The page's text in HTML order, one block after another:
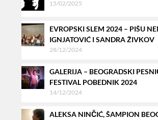
15/02/2025
EVROPSKI SLEM 2024 – PIŠU
IGNJATOVIĆ I SANDRA ŽIVKOV
28/12/2024
GALERIJA – BEOGRADSKI
FESTIVAL POBEDNIK 2024
14/12/2024
ALEKSA NINČIĆ, ŠAMPION